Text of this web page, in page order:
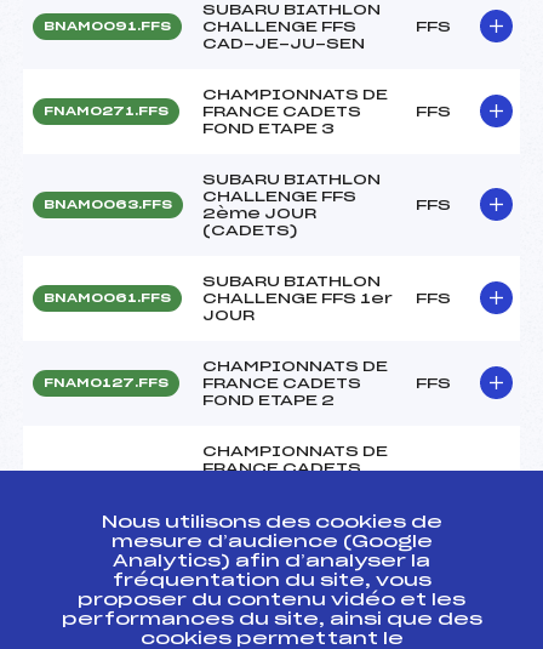
BNAM0091.FFS
SUBARU BIATHLON
CHALLENGE FFS
CAD-JE-JU-SEN
FFS
FNAM0271.FFS
CHAMPIONNATS DE
FRANCE CADETS
FOND ETAPE 3
FFS
BNAM0063.FFS
SUBARU BIATHLON
CHALLENGE FFS
2ème JOUR
(CADETS)
FFS
BNAM0061.FFS
SUBARU BIATHLON
CHALLENGE FFS 1er
JOUR
FFS
FNAM0127.FFS
CHAMPIONNATS DE
FRANCE CADETS
FOND ETAPE 2
FFS
CHAMPIONNATS DE
FRANCE CADETS
CORMARANCHE
ENBUGEY
BNAM0053.FFS
SUBARU BIATHLON
CHALLENGE FFS
CADETS
FFS
Nous utilisons des cookies de
mesure d’audience (Google
Analytics) afin d’analyser la
fréquentation du site, vous
proposer du contenu vidéo et les
performances du site, ainsi que des
cookies permettant le